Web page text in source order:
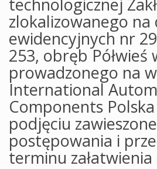
technologicznej
zlokalizowanego na
ewidencyjnych nr
253, obręb Półwieś
prowadzonego na
International
Components
podjęciu
postępowania i
terminu